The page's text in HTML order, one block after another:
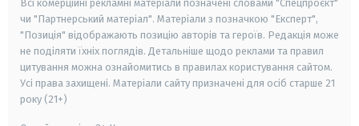
Всі комерційні рекламні матеріали позначені словами "Спецпроєкт"
чи "Партнерський матеріал". Матеріали з позначкою "Експерт",
"Позиція" відображають позицію авторів та героїв. Редакція може
не поділяти їхніх поглядів. Детальніше щодо реклами та правил
цитування можна ознайомитись в правилах користування сайтом.
Усі права захищені. Матеріали сайту призначені для осіб старше 21
року (21+)